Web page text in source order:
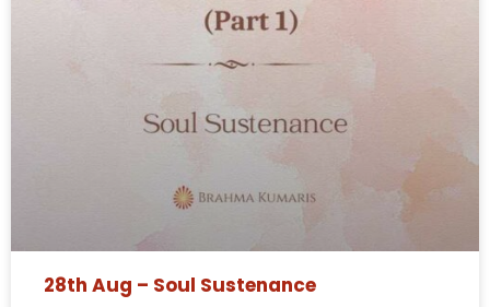
28th Aug – Soul Sustenance